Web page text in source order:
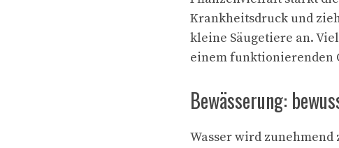
Krankheitsdruck und
kleine Säugetiere an.
einem funktionierenden
Bewässerung:
Wasser wird zunehmend